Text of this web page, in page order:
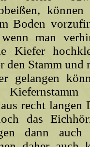
können
Boden
man
Kiefer
den Stamm und
gelangen
recht langen
das
dann